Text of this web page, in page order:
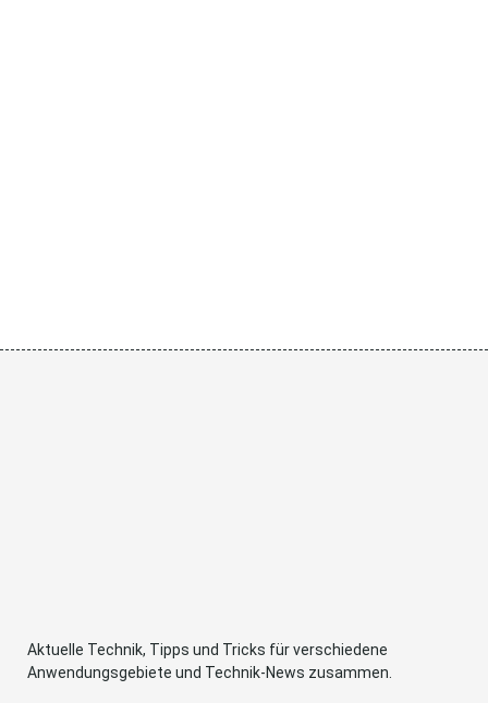
Aktuelle Technik, Tipps und Tricks für verschiedene
Anwendungsgebiete und Technik-News zusammen.